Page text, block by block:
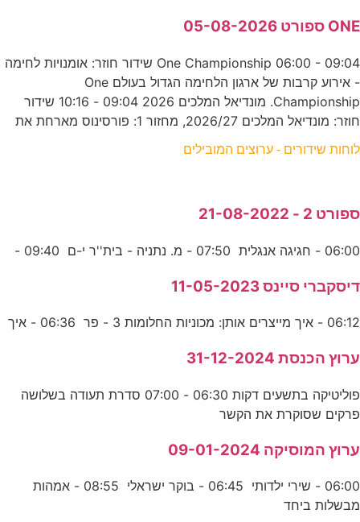
ONE ספורט 05-08-2026
One Championship 06:00 - 09:04 שידור חוזר: אומנויות לחימה
- אירוע קרבות של ארגון הלחימה הגדול בעולם One
Championship. מונדיאל המלכים 2026 09:04 - 10:16 שידור
חוזר: מונדיאל המלכים 2026/27, מחזור 1: פורסינוס מארחת את
לוחות שידורים - ערוצים המובילים
ספורט 2 - 21-08-2022
06:00 - חגיגה אנגלית 07:50 - מ. נתניה - בית''ר י-ם 09:40 -
דיסקברי סיינס 11-05-2023
06:12 - איך מייצרים אותן: מכוניות החלומות 3 - פר 06:36 - איך
ערוץ הכנסת 31-12-2024
פוליטיקה בתשעים דקות 06:30 - 07:00 סדרת תעודה בשלושה
פרקים שסוקרת את הקשר
ערוץ המוסיקה 09-01-2024
06:00 - שירי ילדותי 06:45 - בוקר ישראלי 08:55 - אמהות
מבשלות ביחד